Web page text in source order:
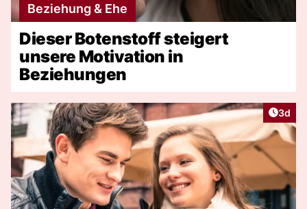
Beziehung & Ehe
Dieser Botenstoff steigert
unsere Motivation in
Beziehungen
3d